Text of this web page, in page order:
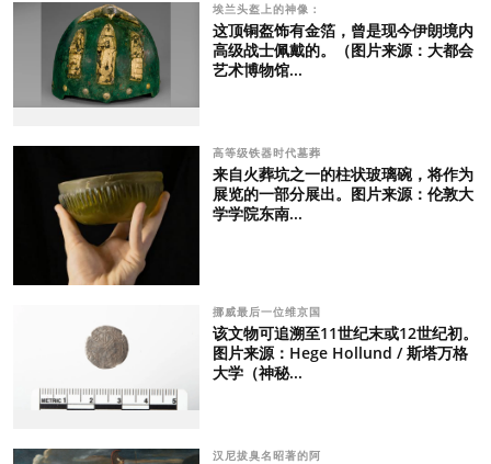
埃兰头盔上的神像：
这顶铜盔饰有金箔，曾是现今伊朗境内
高级战士佩戴的。（图片来源：大都会
艺术博物馆...
高等级铁器时代墓葬
来自火葬坑之一的柱状玻璃碗，将作为
展览的一部分展出。图片来源：伦敦大
学学院东南...
挪威最后一位维京国
该文物可追溯至11世纪末或12世纪初。
图片来源：Hege Hollund / 斯塔万格
大学（神秘...
汉尼拔臭名昭著的阿